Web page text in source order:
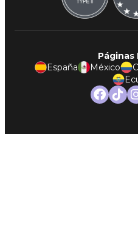
Páginas
España
México